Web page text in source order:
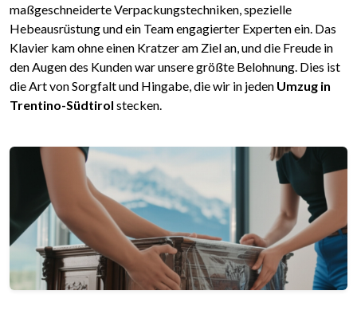
maßgeschneiderte Verpackungstechniken, spezielle
Hebeausrüstung und ein Team engagierter Experten ein. Das
Klavier kam ohne einen Kratzer am Ziel an, und die Freude in
den Augen des Kunden war unsere größte Belohnung. Dies ist
die Art von Sorgfalt und Hingabe, die wir in jeden Umzug in
Trentino-Südtirol stecken.